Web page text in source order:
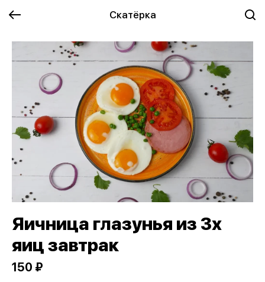
Скатёрка
Яичница глазунья из 3х
яиц завтрак
150 ₽